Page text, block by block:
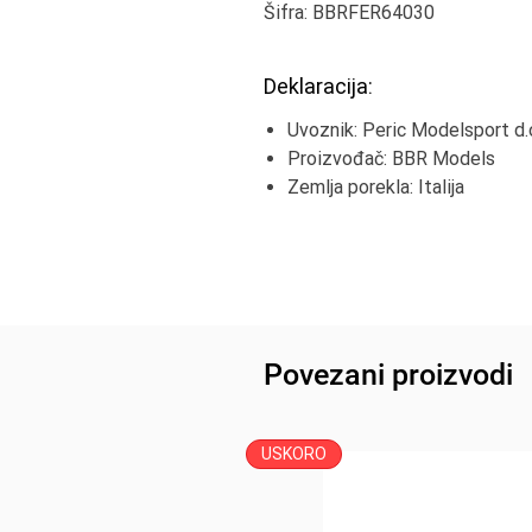
Šifra: BBRFER64030
Deklaracija:
Uvoznik: Peric Modelsport
Proizvođač: BBR Models
Zemlja porekla: Italija
Povezani proizvodi
USKORO